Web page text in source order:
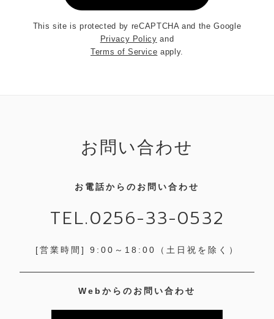
This site is protected by reCAPTCHA and the Google
Privacy Policy and
Terms of Service apply.
お問い合わせ
お電話からのお問い合わせ
TEL.0256-33-0532
[営業時間] 9:00～18:00 （土日祝を除く）
Webからのお問い合わせ